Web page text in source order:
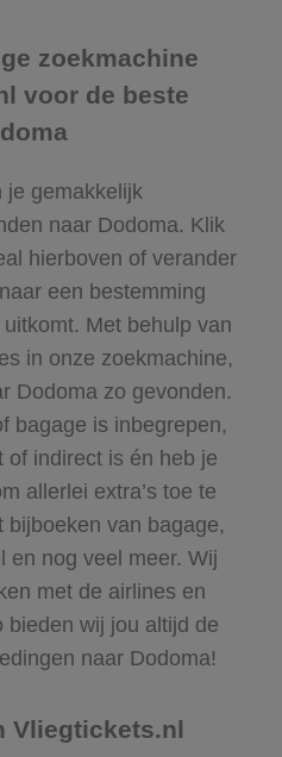
zoekmachine
voor de beste
je gemakkelijk
naar Dodoma. Klik
hierboven of verander
een bestemming
Met behulp van
in onze zoekmachine,
Dodoma zo gevonden.
bagage is inbegrepen,
of indirect is én heb je
allerlei extra’s toe te
van bagage,
en nog veel meer. Wij
met de airlines en
bieden wij jou altijd de
naar Dodoma!
Vliegtickets.nl